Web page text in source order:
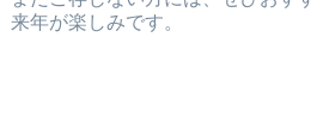
来年が楽しみです。